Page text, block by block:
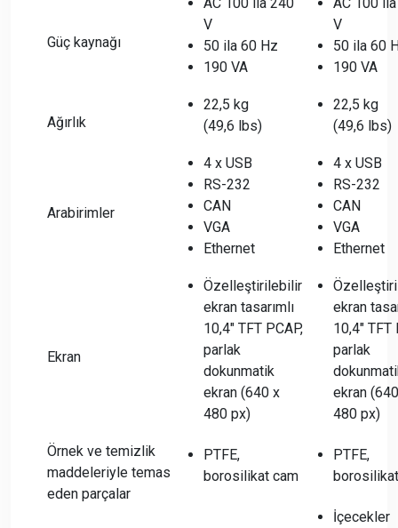
Güç kaynağı
V
50 ila 60 Hz
190 VA
V
50 ila 60
190 VA
Ağırlık
22,5 kg
(49,6 lbs)
22,5 kg
(49,6 lbs)
Arabirimler
4 x USB
RS-232
CAN
VGA
Ethernet
4 x USB
RS-232
CAN
VGA
Ethernet
Ekran
Özelleştirilebilir
ekran tasarımlı
10,4" TFT PCAP,
parlak
dokunmatik
ekran (640 x
480 px)
ekran
10,4" TFT
parlak
ekran
480 px)
Örnek ve temizlik
maddeleriyle temas
eden parçalar
PTFE,
borosilikat cam
PTFE,
İçecekler